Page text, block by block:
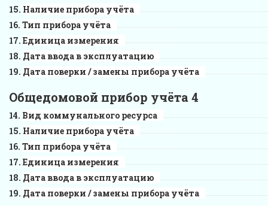
Наличие прибора учёта
Тип прибора учёта
Единица измерения
Дата ввода в эксплуатацию
Дата поверки / замены прибора учёта
Общедомовой прибор учёта 4
Вид коммунального ресурса
Наличие прибора учёта
Тип прибора учёта
Единица измерения
Дата ввода в эксплуатацию
Дата поверки / замены прибора учёта